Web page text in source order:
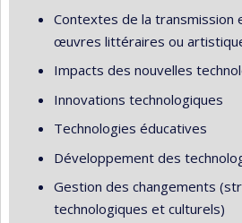
Contextes de la transmission
œuvres littéraires ou
Impacts des nouvelles
Innovations technologiques
Technologies éducatives
Développement des
Gestion des changements
technologiques et culturels)